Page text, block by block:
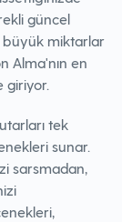
güncel
büyük miktarlar
Alma'nın en
giriyor.
tek
sunar.
sarsmadan,